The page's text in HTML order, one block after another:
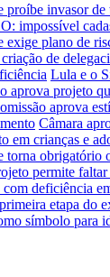
invasor de
impossível
exige plano de
de
Lula e o
aprova projeto
aprova
Câmara
em crianças e
torna obrigatório
permite
com deficiência
etapa do
símbolo para